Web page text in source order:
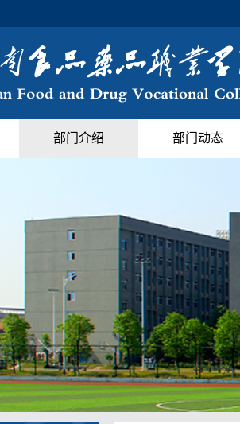
部门介绍 部门动态